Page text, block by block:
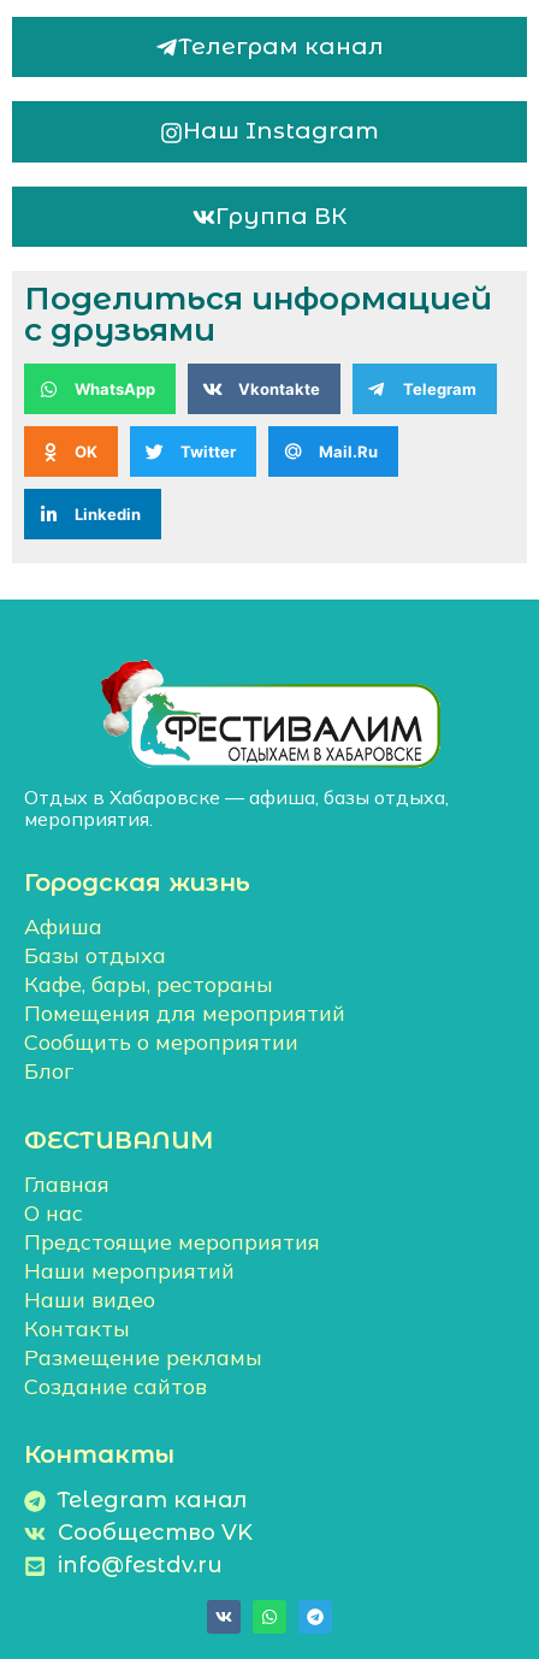
Телеграм канал
Наш Instagram
Группа ВК
Поделиться информацией
с друзьями
WhatsApp Vkontakte Telegram
OK Twitter Mail.Ru
Linkedin
Отдых в Хабаровске — афиша, базы отдыха,
мероприятия.
Городская жизнь
Афиша
Базы отдыха
Кафе, бары, рестораны
Помещения для мероприятий
Сообщить о мероприятии
Блог
ФЕСТИВАЛИМ
Главная
О нас
Предстоящие мероприятия
Наши мероприятий
Наши видео
Контакты
Размещение рекламы
Создание сайтов
Контакты
Telegram канал
Сообщество VK
info@festdv.ru